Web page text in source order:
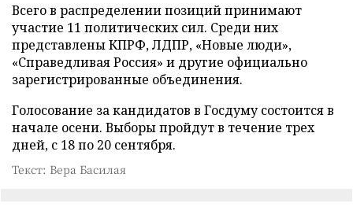
Всего в распределении позиций принимают
участие 11 политических сил. Среди них
представлены КПРФ, ЛДПР, «Новые люди»,
«Справедливая Россия» и другие официально
зарегистрированные объединения.
Голосование за кандидатов в Госдуму состоится в
начале осени. Выборы пройдут в течение трех
дней, с 18 по 20 сентября.
Текст: Вера Басилая